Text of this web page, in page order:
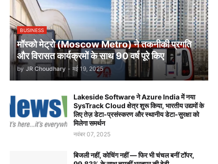
BUSINESS
मॉस्को मेट्रो (Moscow Metro) ने तकनीकी प्रगति
और विरासत कार्यक्रमों के साथ 90 वर्ष पूरे किए
by JR Choudhary - मई 19, 2025
Lakeside Software ने Azure India में नया
SysTrack Cloud क्षेत्र शुरू किया, भारतीय उद्यमों के
लिए तेज़ डेटा-प्रसंस्करण और स्थानीय डेटा-सुरक्षा को
मिलेगा समर्थन
नवंबर 07, 2025
बिजली नहीं, कोचिंग नहीं — फिर भी चंचल बनीं टॉपर,